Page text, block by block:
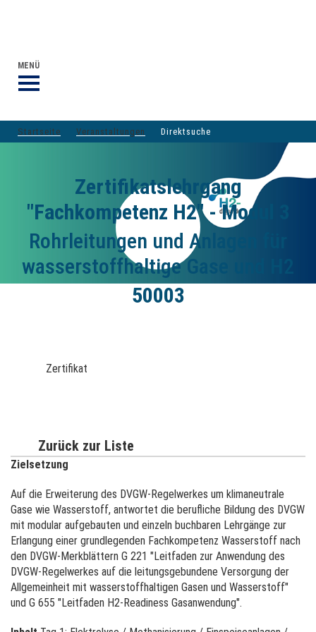
MENÜ
Startseite Veranstaltungen Direktsuche
Zertifikatslehrgang
"Fachkompetenz H2" - Modul 3
Rohrleitungen und Anlagen für
wasserstoffhaltige Gase und H2
50003
Zertifikat
Zurück zur Liste
Zielsetzung
Auf die Erweiterung des DVGW-Regelwerkes um klimaneutrale
Gase wie Wasserstoff, antwortet die berufliche Bildung des DVGW
mit modular aufgebauten und einzeln buchbaren Lehrgänge zur
Erlangung einer grundlegenden Fachkompetenz Wasserstoff nach
den DVGW-Merkblättern G 221 "Leitfaden zur Anwendung des
DVGW-Regelwerkes auf die leitungsgebundene Versorgung der
Allgemeinheit mit wasserstoffhaltigen Gasen und Wasserstoff"
und G 655 "Leitfaden H2-Readiness Gasanwendung".